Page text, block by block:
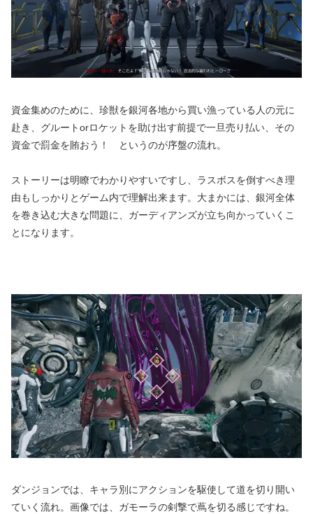
資金集めのために、珍獣を銀河各地から買い漁っている人の元に
赴き、グルートorロケットを助け出す前提で一旦売り払い、その
資金で罰金を賄おう！ というのが序盤の流れ。
ストーリーは明瞭でわかりやすいですし、ラスボスを倒すべき理
由もしっかりとゲーム内で理解出来ます。大まかには、銀河全体
を巻き込む大きな問題に、ガーディアンズが立ち向かっていくこ
とになります。
ダンジョンでは、キャラ別にアクションを駆使して道を切り開い
ていく流れ。画像では、ガモーラの剣撃で蔦を切る感じですね。